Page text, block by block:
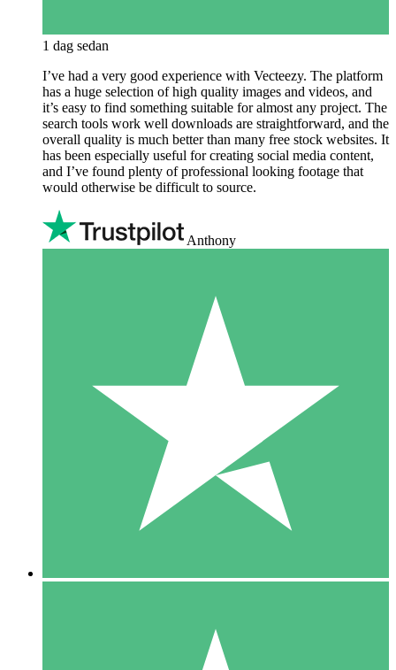
1 dag sedan
I’ve had a very good experience with Vecteezy. The platform
has a huge selection of high quality images and videos, and
it’s easy to find something suitable for almost any project. The
search tools work well downloads are straightforward, and the
overall quality is much better than many free stock websites. It
has been especially useful for creating social media content,
and I’ve found plenty of professional looking footage that
would otherwise be difficult to source.
Anthony